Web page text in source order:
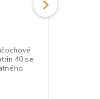
40 se